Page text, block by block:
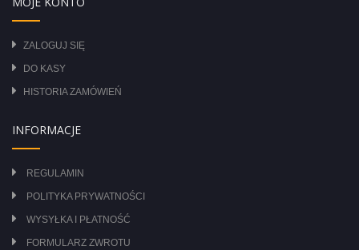
ZALOGUJ SIĘ
DO KASY
HISTORIA ZAMÓWIEŃ
INFORMACJE
REGULAMIN
POLITYKA PRYWATNOŚCI
WYSYŁKA I PŁATNOŚĆ
FORMULARZ ZWROTU